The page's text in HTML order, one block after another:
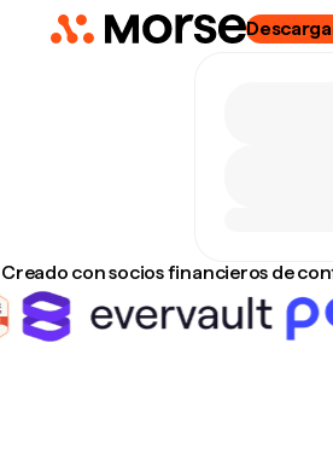
Creado con socios financieros de